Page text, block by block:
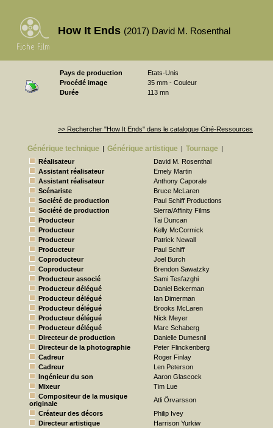
How It Ends (2017) David M. Rosenthal
Pays de production
Etats-Unis
Procédé image
35 mm - Couleur
Durée
113 mn
>> Rechercher "How It Ends" dans le catalogue Ciné-Ressources
Générique technique | Générique artistique | Tournage |
Réalisateur
David M. Rosenthal
Assistant réalisateur
Emely Martin
Assistant réalisateur
Anthony Caporale
Scénariste
Bruce McLaren
Société de production
Paul Schiff Productions
Société de production
Sierra/Affinity Films
Producteur
Tai Duncan
Producteur
Kelly McCormick
Producteur
Patrick Newall
Producteur
Paul Schiff
Coproducteur
Joel Burch
Coproducteur
Brendon Sawatzky
Producteur associé
Sami Tesfazghi
Producteur délégué
Daniel Bekerman
Producteur délégué
Ian Dimerman
Producteur délégué
Brooks McLaren
Producteur délégué
Nick Meyer
Producteur délégué
Marc Schaberg
Directeur de production
Danielle Dumesnil
Directeur de la photographie
Peter Flinckenberg
Cadreur
Roger Finlay
Cadreur
Len Peterson
Ingénieur du son
Aaron Glascock
Mixeur
Tim Lue
Compositeur de la musique
originale
Atli Örvarsson
Créateur des décors
Philip Ivey
Directeur artistique
Harrison Yurkiw